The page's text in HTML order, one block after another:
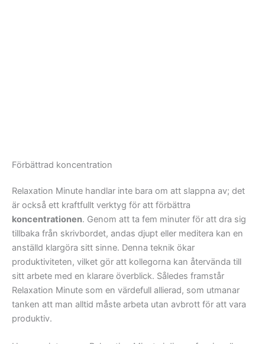
Förbättrad koncentration
Relaxation Minute handlar inte bara om att slappna av; det
är också ett kraftfullt verktyg för att förbättra
koncentrationen. Genom att ta fem minuter för att dra sig
tillbaka från skrivbordet, andas djupt eller meditera kan en
anställd klargöra sitt sinne. Denna teknik ökar
produktiviteten, vilket gör att kollegorna kan återvända till
sitt arbete med en klarare överblick. Således framstår
Relaxation Minute som en värdefull allierad, som utmanar
tanken att man alltid måste arbeta utan avbrott för att vara
produktiv.